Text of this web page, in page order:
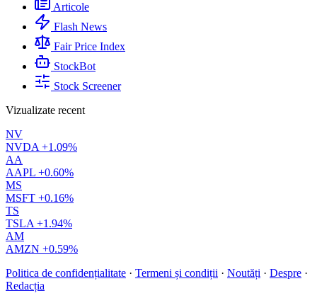
Articole
Flash News
Fair Price Index
StockBot
Stock Screener
Vizualizate recent
NV
NVDA +1.09%
AA
AAPL +0.60%
MS
MSFT +0.16%
TS
TSLA +1.94%
AM
AMZN +0.59%
Politica de confidențialitate · Termeni și condiții · Noutăți · Despre ·
Redacția